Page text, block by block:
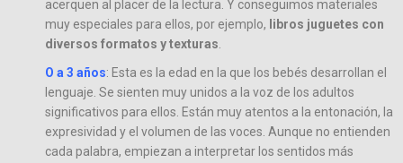
acerquen al placer de la lectura. Y conseguimos materiales
muy especiales para ellos, por ejemplo, libros juguetes con
diversos formatos y texturas.
O a 3 años: Esta es la edad en la que los bebés desarrollan el
lenguaje. Se sienten muy unidos a la voz de los adultos
significativos para ellos. Están muy atentos a la entonación, la
expresividad y el volumen de las voces. Aunque no entienden
cada palabra, empiezan a interpretar los sentidos más